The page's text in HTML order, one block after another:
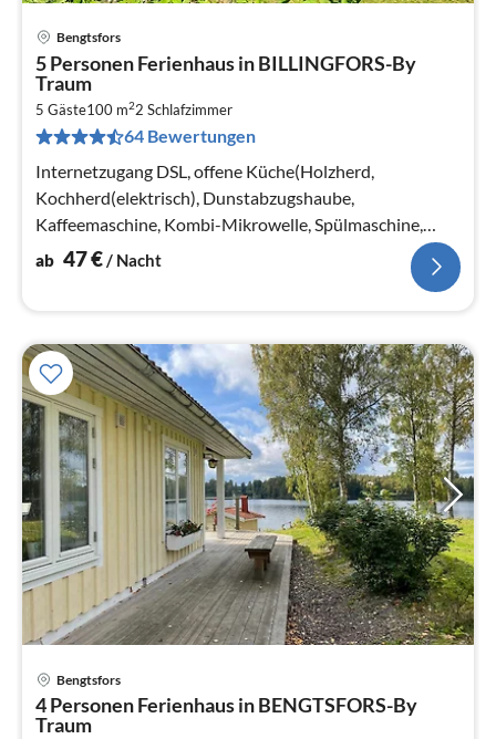
Bengtsfors
5 Personen Ferienhaus in BILLINGFORS-By
Traum
5 Gäste100 m22 Schlafzimmer
64 Bewertungen
Internetzugang DSL, offene Küche(Holzherd,
Kochherd(elektrisch), Dunstabzugshaube,
Kaffeemaschine, Kombi-Mikrowelle, Spülmaschine,
Kühlschrank, Tiefkühlschrank(1-59L), Hochstuhl)
ab 47€/ Nacht
Bengtsfors
4 Personen Ferienhaus in BENGTSFORS-By
Traum